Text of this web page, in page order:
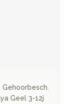
Geel 3-12j